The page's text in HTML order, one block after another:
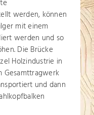
werden, können
mit einem
werden und so
Die Brücke
Holzindustrie in
Gesamttragwerk
und dann